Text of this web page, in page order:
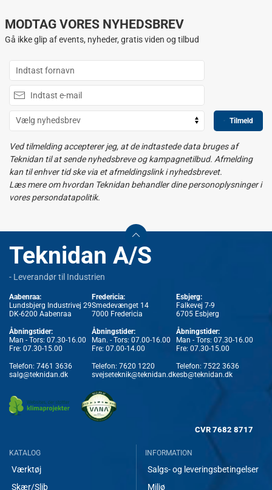
MODTAG VORES NYHEDSBREV
Gå ikke glip af events, nyheder, gratis viden og tilbud
Tilmeld
Ved tilmelding accepterer jeg, at de indtastede data bruges af
Teknidan til at sende nyhedsbreve og kampagnetilbud. Afmelding
kan til enhver tid ske via et afmeldingslink i nyhedsbrevet.
Læs mere om hvordan Teknidan behandler dine personoplysninger i
vores persondatapolitik.
Teknidan A/S
- Leverandør til Industrien
Aabenraa:
Lundsbjerg Industrivej 29
DK-6200 Aabenraa
Åbningstider:
Man - Tors: 07.30-16.00
Fre: 07.30-15.00
Telefon: 7461 3636
salg@teknidan.dk
Fredericia:
Smedevænget 14
7000 Fredericia
Åbningstider:
Man. - Tors: 07.00-16.00
Fre: 07.00-14.00
Telefon: 7620 1220
svejseteknik@teknidan.dk
Esbjerg:
Falkevej 7-9
6705 Esbjerg
Åbningstider:
Man - Tors: 07.30-16.00
Fre: 07.30-15.00
Telefon: 7522 3636
esb@teknidan.dk
CVR 7682 8717
KATALOG
Værktøj
Skær/Slib
INFORMATION
Salgs- og leveringsbetingelser
Miljø